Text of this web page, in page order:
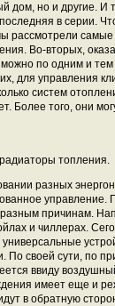
дом, но и другие. И
в серии.
рассмотрели
Во-вторых,
по одним и
для управления
систем
Более того, они
топления.
разных
причинам.
и чиллерах.
По своей сути, по
ввиду
имеет еще и
в обратную